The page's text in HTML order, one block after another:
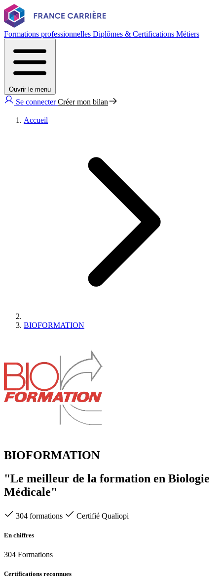
Formations professionnelles Diplômes & Certifications Métiers
Ouvrir le menu
Se connecterCréer mon bilan
Accueil
BIOFORMATION
BIOFORMATION
"Le meilleur de la formation en Biologie
Médicale"
304 formations Certifié Qualiopi
En chiffres
304 Formations
Certifications reconnues